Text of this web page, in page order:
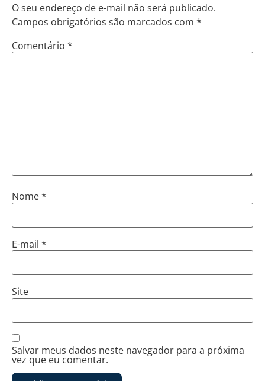
O seu endereço de e-mail não será publicado.
Campos obrigatórios são marcados com *
Comentário *
Nome*
E-mail *
Site
Salvar meus dados neste navegador para a próxima
vez que eu comentar.